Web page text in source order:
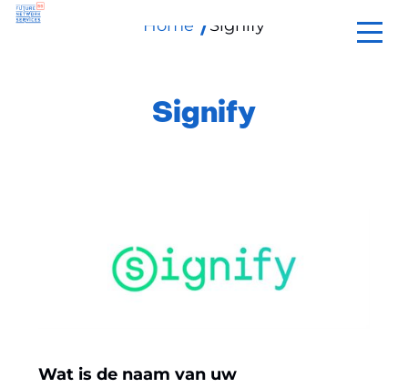
Ga
inhoud
Home
Signify
Signify
Wat is de naam van uw